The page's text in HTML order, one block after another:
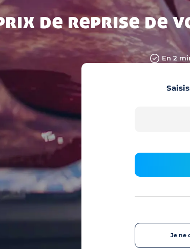
de reprise de
En 2
Je ne